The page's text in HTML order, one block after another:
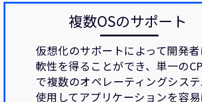
複数OSのサポート
仮想化のサポートによって開発
軟性を得ることができ、単一の
で複数のオペレーティングシステ
使用してアプリケーションを容